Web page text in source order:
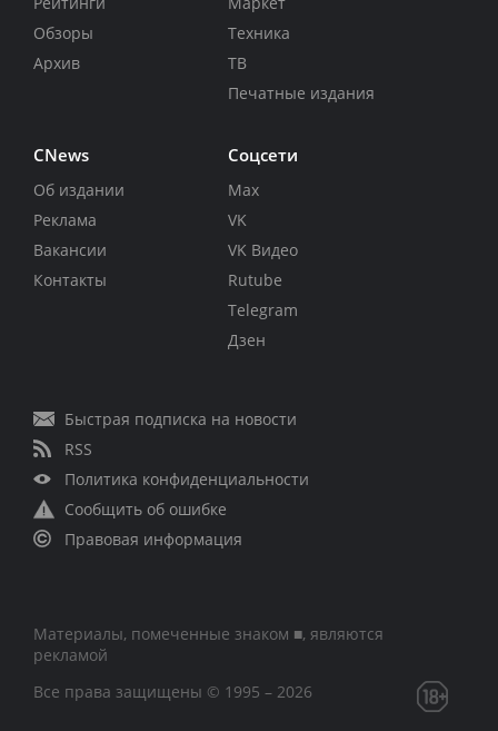
Обзоры
Архив
Техника
ТВ
Печатные издания
CNews
Об издании
Реклама
Вакансии
Контакты
Соцсети
Max
VK
VK Видео
Rutube
Telegram
Дзен
Быстрая подписка на новости
RSS
Политика конфиденциальности
Сообщить об ошибке
Правовая информация
Материалы, помеченные знаком ■, являются
рекламой
Все права защищены © 1995 – 2026